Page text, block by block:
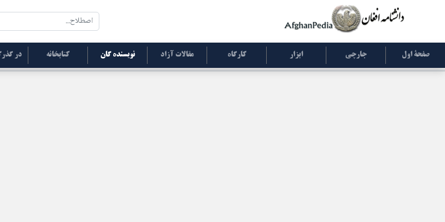
صفحۀ اول جارچی ابزار کارگاه مقالات آزاد نویسنده گان کتابخانه در